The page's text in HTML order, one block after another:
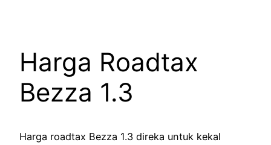
Harga Roadtax
Bezza 1.3
Harga roadtax Bezza 1.3 direka untuk kekal